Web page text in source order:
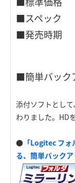
■スペック
■発売時期
■簡単バック
添付ソフトとし
わりました。HD
● 「Logitec フ
る、簡単バックア